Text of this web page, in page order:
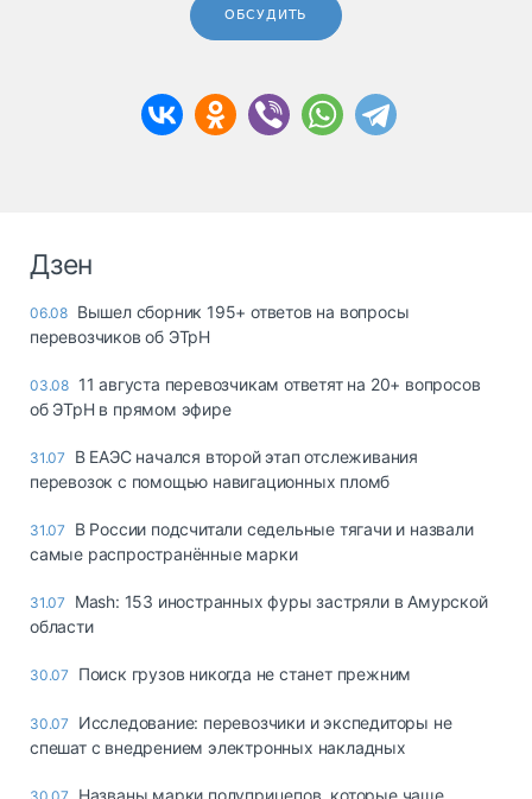
ОБСУДИТЬ
Дзен
06.08 Вышел сборник 195+ ответов на вопросы
перевозчиков об ЭТрН
03.08 11 августа перевозчикам ответят на 20+ вопросов
об ЭТрН в прямом эфире
31.07
В ЕАЭС начался второй этап отслеживания
перевозок с помощью навигационных пломб
31.07
В России подсчитали седельные тягачи и назвали
самые распространённые марки
31.07
Mash: 153 иностранных фуры застряли в Амурской
области
30.07 Поиск грузов никогда не станет прежним
30.07
Исследование: перевозчики и экспедиторы не
спешат с внедрением электронных накладных
Названы марки полуприцепов, которые чаще